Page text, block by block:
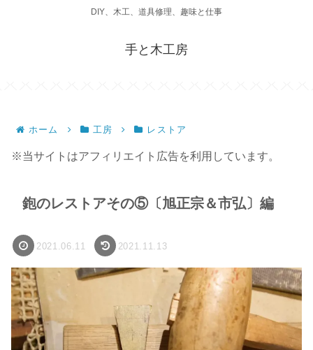
DIY、木工、道具修理、趣味と仕事
手と木工房
ホーム 工房 レストア
※当サイトはアフィリエイト広告を利用しています。
鉋のレストアその⑤〔旭正宗＆市弘〕編
2021.06.11 2021.11.13